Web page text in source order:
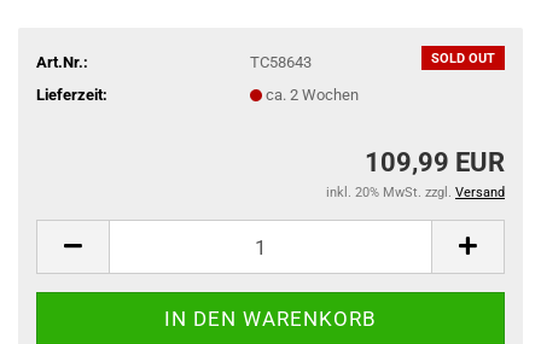
SOLD OUT
Art.Nr.:
TC58643
Lieferzeit:
ca. 2 Wochen
109,99 EUR
inkl. 20% MwSt. zzgl. Versand